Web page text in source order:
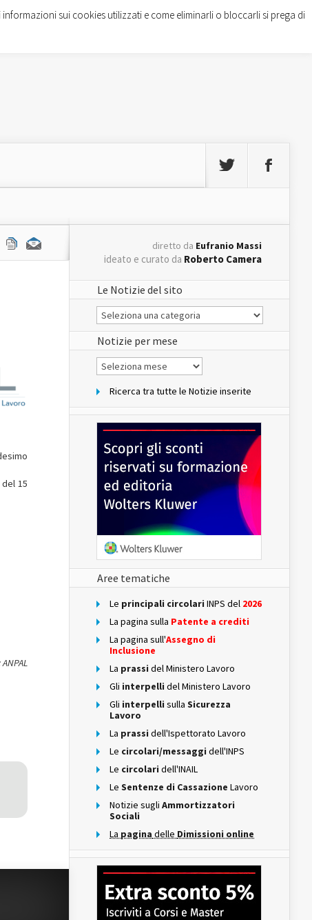
15
diretto da Eufranio Massi
ideato e curato da Roberto Camera
Le Notizie del sito
Le
Notizie
del
sito
Notizie per mese
Notizie
per
Ricerca tra tutte le Notizie inserite
Aree tematiche
Le principali circolari INPS del 2026
La pagina sulla Patente a crediti
La pagina sull'Assegno di
Inclusione
La prassi del Ministero Lavoro
Gli interpelli del Ministero Lavoro
Gli interpelli sulla Sicurezza
Lavoro
La prassi dell'Ispettorato Lavoro
Le circolari/messaggi dell'INPS
Le circolari dell'INAIL
Le Sentenze di Cassazione Lavoro
Notizie sugli Ammortizzatori
Sociali
La pagina delle Dimissioni online
sui cookies utilizzati e come eliminarli o bloccarli si prega di